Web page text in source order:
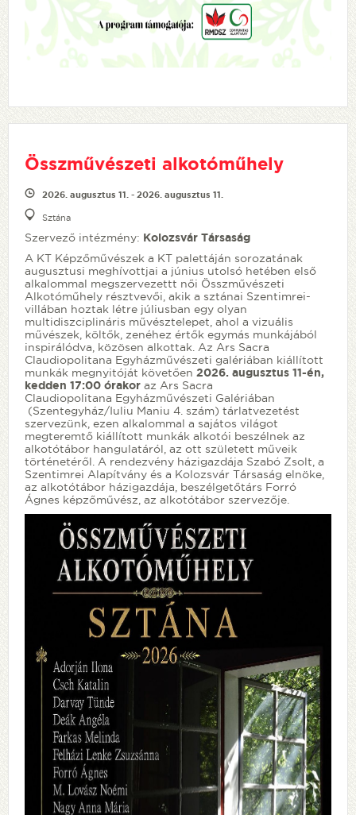
Összművészeti alkotóműhely
2026. augusztus 11. - 2026. augusztus 11.
Sztána
Szervező intézmény: Kolozsvár Társaság
A KT Képzőművészek a KT palettáján sorozatának
augusztusi meghívottjai a június utolsó hetében első
alkalommal megszervezettt női Összművészeti
Alkotóműhely résztvevői, akik a sztánai Szentimrei-
villában hoztak létre júliusban egy olyan
multidiszciplináris művésztelepet, ahol a vizuális
művészek, költők, zenéhez értők egymás munkájából
inspirálódva, közösen alkottak. Az Ars Sacra
Claudiopolitana Egyházművészeti galériában kiállított
munkák megnyitóját követően 2026. augusztus 11-én,
kedden 17:00 órakor az Ars Sacra
Claudiopolitana Egyházművészeti Galériában
(Szentegyház/Iuliu Maniu 4. szám) tárlatvezetést
szervezünk, ezen alkalommal a sajátos világot
megteremtő kiállított munkák alkotói beszélnek az
alkotótábor hangulatáról, az ott született műveik
történetéről. A rendezvény házigazdája Szabó Zsolt, a
Szentimrei Alapítvány és a Kolozsvár Társaság elnöke,
az alkotótábor házigazdája, beszélgetőtárs Forró
Ágnes képzőművész, az alkotótábor szervezője.